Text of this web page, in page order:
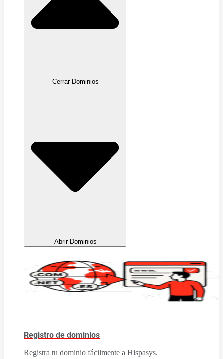
Cerrar Dominios
Abrir Dominios
Registro de dominios
Registra tu dominio fácilmente a Hispasys.